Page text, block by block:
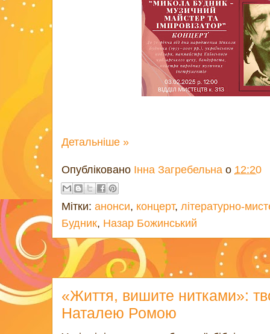
Детальніше »
Опубліковано Інна Загребельна о 12:20
Мітки: анонси, концерт, літературно-
Будник, Назар Божинський
«Життя, вишите нитками»:
Наталею Ромою